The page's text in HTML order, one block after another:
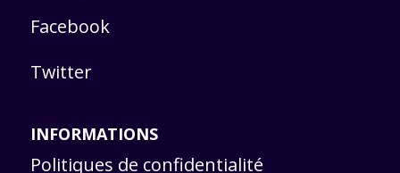
Facebook
Twitter
INFORMATIONS
Politiques de confidentialité